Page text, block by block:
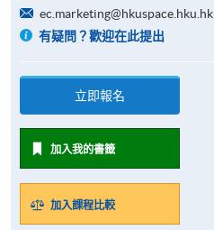
ec.marketing@hkuspace.hku.hk
有疑問？歡迎在此提出
立即報名
加入我的書籤
加入課程比較